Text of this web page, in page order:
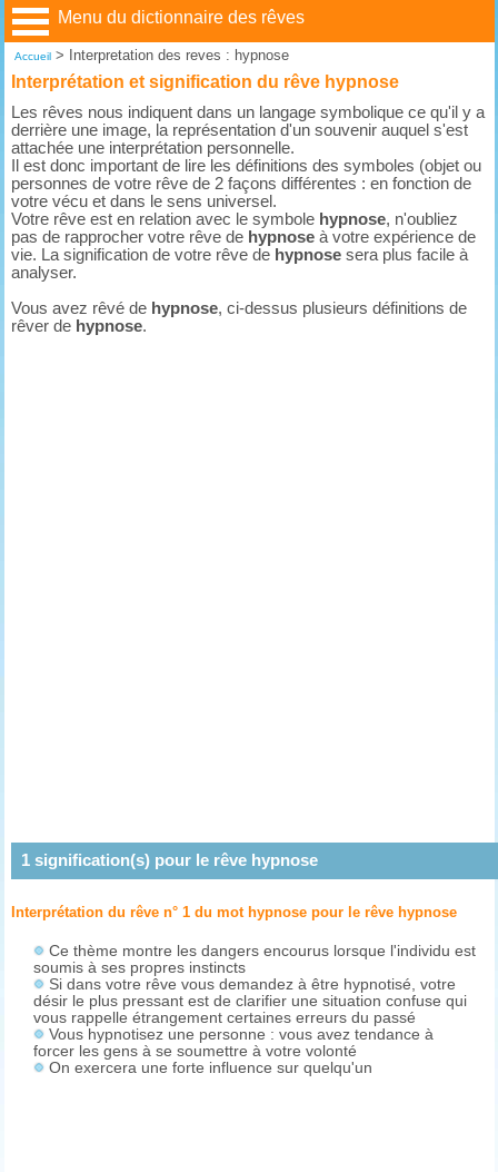
Menu du dictionnaire des rêves
Accueil> Interpretation des reves : hypnose
Interprétation et signification du rêve hypnose
Les rêves nous indiquent dans un langage symbolique ce qu'il y a
derrière une image, la représentation d'un souvenir auquel s'est
attachée une interprétation personnelle.
Il est donc important de lire les définitions des symboles (objet ou
personnes de votre rêve de 2 façons différentes : en fonction de
votre vécu et dans le sens universel.
Votre rêve est en relation avec le symbole hypnose, n'oubliez
pas de rapprocher votre rêve de hypnose à votre expérience de
vie. La signification de votre rêve de hypnose sera plus facile à
analyser.
Vous avez rêvé de hypnose, ci-dessus plusieurs définitions de
rêver de hypnose.
1signification(s) pour le rêve hypnose
Interprétation du rêve n° 1 du mot hypnose pour le rêve hypnose
Ce thème montre les dangers encourus lorsque l'individu est
soumis à ses propres instincts
Si dans votre rêve vous demandez à être hypnotisé, votre
désir le plus pressant est de clarifier une situation confuse qui
vous rappelle étrangement certaines erreurs du passé
Vous hypnotisez une personne : vous avez tendance à
forcer les gens à se soumettre à votre volonté
On exercera une forte influence sur quelqu'un